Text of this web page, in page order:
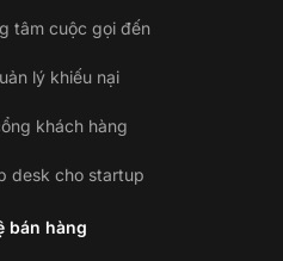
tâm cuộc gọi đến
lý khiếu nại
khách hàng
desk cho startup
bán hàng